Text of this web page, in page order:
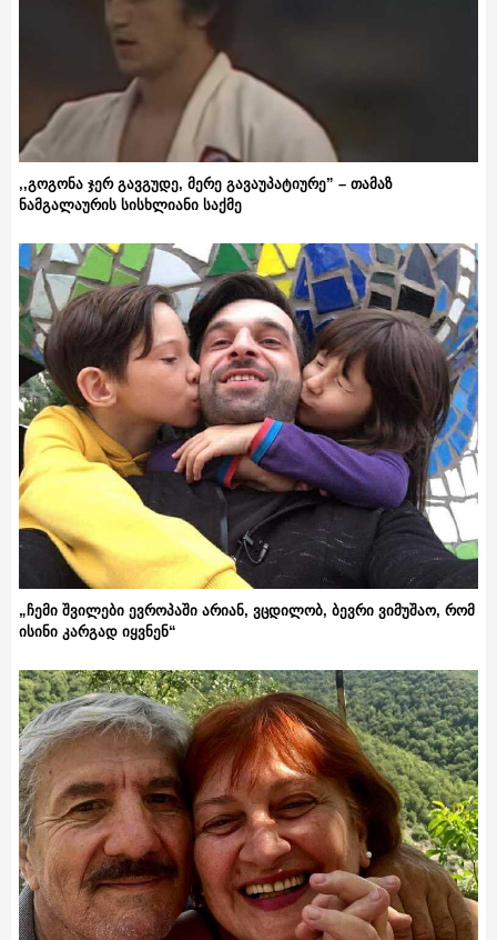
,,გოგონა ჯერ გავგუდე, მერე გავაუპატიურე” – თამაზ
ნამგალაურის სისხლიანი საქმე
„ჩემი შვილები ევროპაში არიან, ვცდილობ, ბევრი ვიმუშაო, რომ
ისინი კარგად იყვნენ“